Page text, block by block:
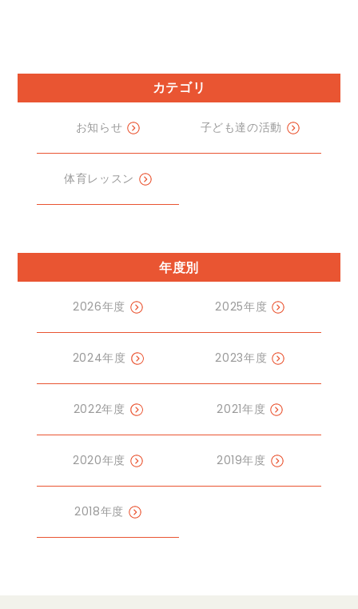
カテゴリ
お知らせ 子ども達の活動
体育レッスン
年度別
2026年度 2025年度
2024年度 2023年度
2022年度 2021年度
2020年度 2019年度
2018年度